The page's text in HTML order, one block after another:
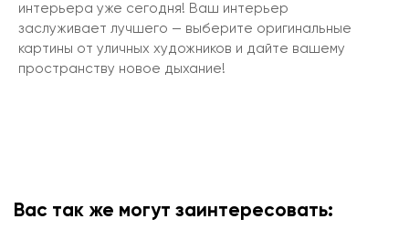
интерьера уже сегодня! Ваш интерьер
заслуживает лучшего — выберите оригинальные
картины от уличных художников и дайте вашему
пространству новое дыхание!
Вас так же могут заинтересовать: